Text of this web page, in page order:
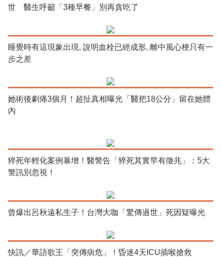
世 醫生呼籲「3種早餐」別再貪吃了
睡覺時有這現象出現, 說明血栓已經成形, 離中風心梗只有一
步之差
她術後劇痛3個月！超扯真相曝光「醫把18公分」留在她體
內
猝死年輕化案例暴增！醫警告「猝死其實早有徵兆」：5大
警訊別忽視！
曾爆出呂秋遠私生子！台灣大咖「驚傳過世」死因疑曝光
快訊／華語歌王「突傳病危」！昏迷4天ICU插喉搶救